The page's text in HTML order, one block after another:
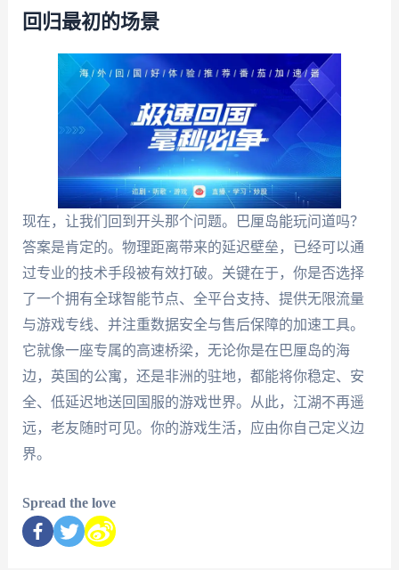
回归最初的场景
现在，让我们回到开头那个问题。巴厘岛能玩问道吗？
答案是肯定的。物理距离带来的延迟壁垒，已经可以通
过专业的技术手段被有效打破。关键在于，你是否选择
了一个拥有全球智能节点、全平台支持、提供无限流量
与游戏专线、并注重数据安全与售后保障的加速工具。
它就像一座专属的高速桥梁，无论你是在巴厘岛的海
边，英国的公寓，还是非洲的驻地，都能将你稳定、安
全、低延迟地送回国服的游戏世界。从此，江湖不再遥
远，老友随时可见。你的游戏生活，应由你自己定义边
界。
Spread the love